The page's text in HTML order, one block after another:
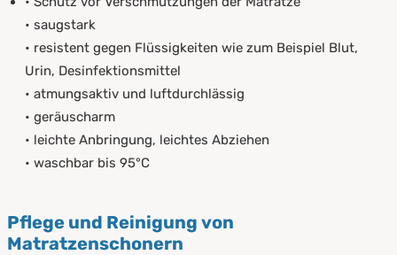
• saugstark
• resistent gegen Flüssigkeiten wie zum Beispiel Blut,
Urin, Desinfektionsmittel
• atmungsaktiv und luftdurchlässig
• geräuscharm
• leichte Anbringung, leichtes Abziehen
• waschbar bis 95°C
Pflege und Reinigung von
Matratzenschonern